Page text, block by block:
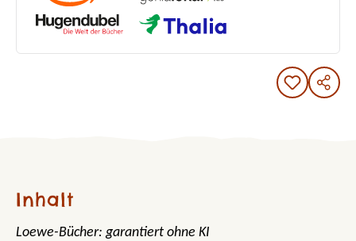
Inhalt
Loewe-Bücher: garantiert ohne KI